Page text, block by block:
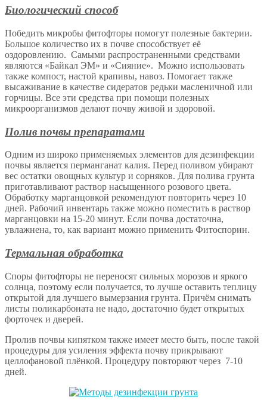
Биологический способ
Победить микробы фитофторы помогут полезные бактерии.
Большое количество их в почве способствует её
оздоровлению. Самыми распространенными средствами
являются «Байкал ЭМ» и «Сияние». Можно использовать
также компост, настой крапивы, навоз. Помогает также
высаживание в качестве сидератов редьки масленичной или
горчицы. Все эти средства при помощи полезных
микроорганизмов делают почву живой и здоровой.
Полив почвы препаратами
Одним из широко применяемых элементов для дезинфекции
почвы является перманганат калия. Перед поливом убирают
вес остатки овощных культур и сорняков. Для полива грунта
приготавливают раствор насыщенного розового цвета.
Обработку марганцовкой рекомендуют повторить через 10
дней. Рабочий инвентарь также можно поместить в раствор
марганцовки на 15-20 минут. Если почва достаточна,
увлажнена, то, как вариант можно применить Фитоспорин.
Термальная обработка
Споры фитофторы не переносят сильных морозов и яркого
солнца, поэтому если получается, то лучше оставить теплицу
открытой для лучшего вымерзания грунта. Причём снимать
листы поликарбоната не надо, достаточно будет открытых
форточек и дверей.
Пролив почвы кипятком также имеет место быть, после такой
процедуры для усиления эффекта почву прикрывают
целлофановой плёнкой. Процедуру повторяют через 7-10
дней.